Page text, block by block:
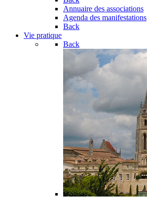
Annuaire des associations
Agenda des manifestations
Back
Vie pratique
Back